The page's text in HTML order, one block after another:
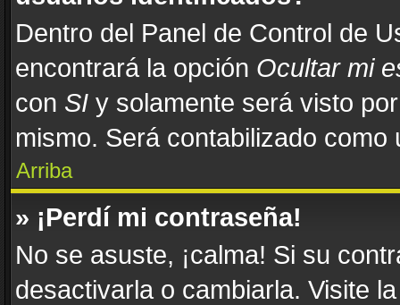
Dentro del Panel de Control de
encontrará la opción Ocultar mi
con SI y solamente será visto
mismo. Será contabilizado como
Arriba
» ¡Perdí mi contraseña!
No se asuste, ¡calma! Si su
desactivarla o cambiarla. Visite